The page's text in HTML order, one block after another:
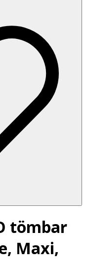
tömbar
Maxi,